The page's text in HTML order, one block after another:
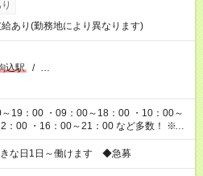
あり(勤務地により異なります)
込駅 / …
19：00 ・09：00～18：00 ・10：00～
16：00～21：00 など多数！ ※お
異なります
な日1日～働けます ◆急募